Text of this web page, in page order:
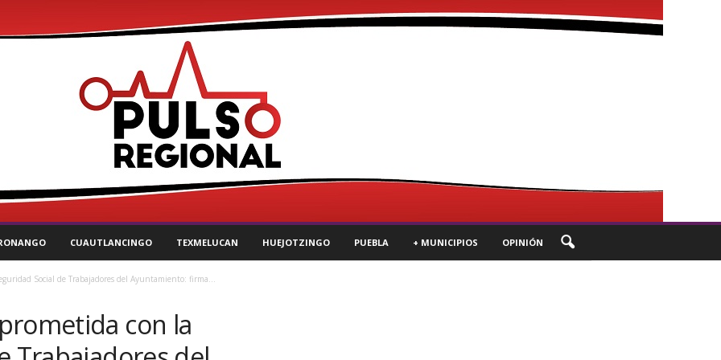
CUAUTLANCINGO TEXMELUCAN HUEJOTZINGO PUEBLA + MUNICIPIOS OPINIÓN
Social de Trabajadores del Ayuntamiento: firma...
con la